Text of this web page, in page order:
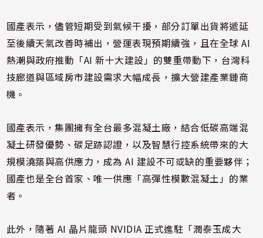
國產表示，儘管短期受到氣候干擾，部分訂單出貨將遞延
至後續天氣改善時補出，營運表現預期續強，且在全球 AI
熱潮與政府推動「AI 新十大建設」的雙重帶動下，台灣科
技廊道與區域房市建設需求大幅成長，擴大營建產業鏈商
機。
國產表示，集團擁有全台最多混凝土廠，結合低碳高端混
凝土研發優勢、碳足跡認證，以及智慧行控系統帶來的大
規模澆築與高供應力，成為 AI 建設不可或缺的重要夥伴；
國產也是全台首家、唯一供應「高彈性模數混凝土」的業
者。
此外，隨著 AI 晶片龍頭 NVIDIA 正式進駐「潤泰玉成大